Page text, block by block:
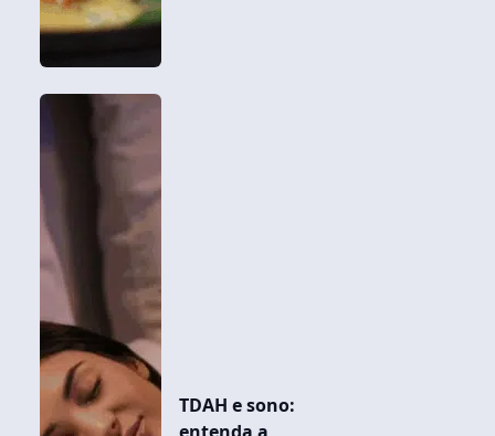
TDAH e sono:
entenda a